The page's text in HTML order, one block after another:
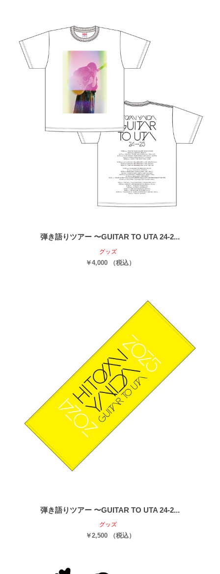
弾き語りツアー 〜GUITAR TO UTA 24-2...
グッズ
￥4,000 （税込）
弾き語りツアー 〜GUITAR TO UTA 24-2...
グッズ
￥2,500 （税込）